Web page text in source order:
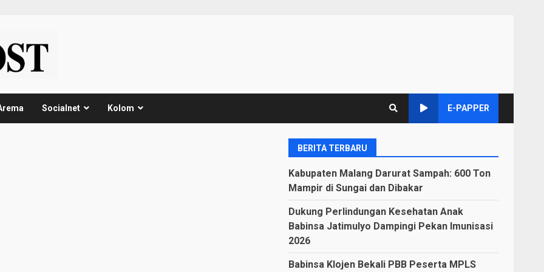
Socialnet Kolom E-PAPPER
BERITA TERBARU
Kabupaten Malang Darurat Sampah: 600 Ton
Mampir di Sungai dan Dibakar
Dukung Perlindungan Kesehatan Anak
Babinsa Jatimulyo Dampingi Pekan Imunisasi
2026
Babinsa Klojen Bekali PBB Peserta MPLS